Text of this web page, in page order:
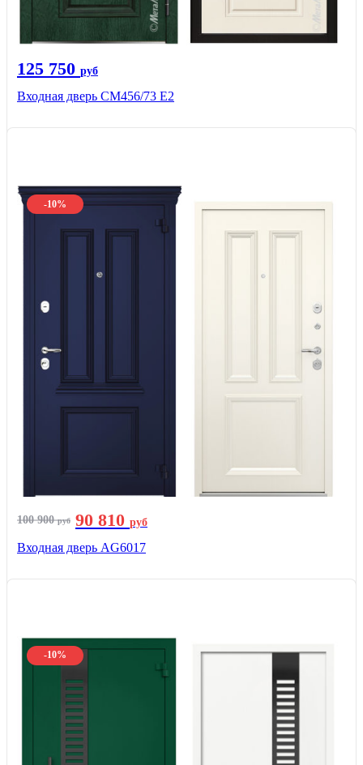
125 750 руб
Входная дверь СМ456/73 Е2
-10%
100 900руб 90 810 руб
Входная дверь AG6017
-10%